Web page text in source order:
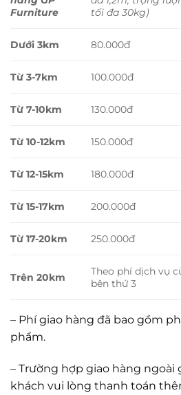
Furniture
tối đa 30kg)
Dưới 3km 80.000đ
Từ 3-7km 100.000đ
Từ 7-10km 130.000đ
Từ 10-12km 150.000đ
Từ 12-15km 180.000đ
Từ 15-17km 200.000đ
Từ 17-20km 250.000đ
Trên 20km
Theo phí dịch vụ
bên thứ 3
– Phí giao hàng đã bao gồm
phẩm.
– Trường hợp giao hàng ngoài
khách vui lòng thanh toán